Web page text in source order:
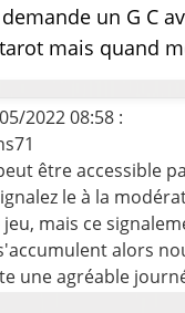
un G C
mais quand
2022 08:58 :
être accessible
le à la
mais ce
alors
une agréable